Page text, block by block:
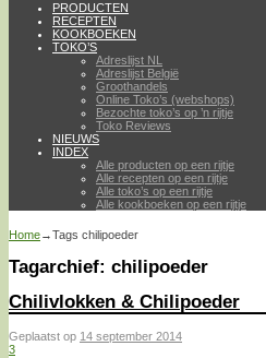
PRODUCTEN
RECEPTEN
KOOKBOEKEN
TOKO’S
Adreslijst NL
Adreslijst België
Groothandels
Online Toko’s (webshops)
Bezochte toko’s op ’n rijtje
Toko Reviews
NIEUWS
INDEX
Alle producten op een rijtje
Alle recepten op een rijtje
Alle toko’s op een rijtje
Alle kookboeken op een rijtje
Home→Tags chilipoeder
Tagarchief: chilipoeder
Chilivlokken & Chilipoeder
Geplaatst op 14 september 2014
3